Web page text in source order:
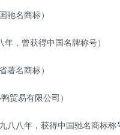
名商标）
，曾获得中国名牌称号）
名商标）
易有限公司）
八年，获得中国驰名商标称